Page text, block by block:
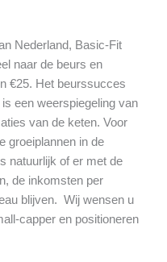
Nederland, Basic-Fit
naar de beurs en
€25. Het beurssucces
een weerspiegeling van
van de keten. Voor
groeiplannen in de
natuurlijk of er met de
de inkomsten per
blijven. Wij wensen u
capper en positioneren